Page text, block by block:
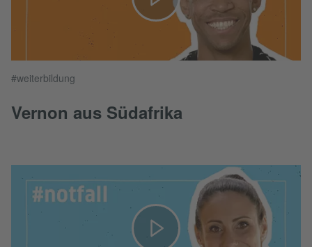
#weiterbildung
Vernon aus Südafrika